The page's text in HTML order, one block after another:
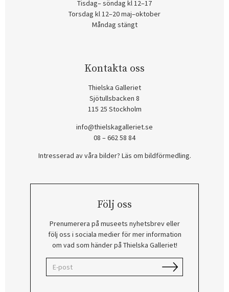
Tisdag– söndag kl 12–17
Torsdag kl 12–20 maj–oktober
Måndag stängt
Kontakta oss
Thielska Galleriet
Sjötullsbacken 8
115 25 Stockholm
info@thielskagalleriet.se
08 – 662 58 84
Intresserad av våra bilder? Läs om bildförmedling.
Följ oss
Prenumerera på museets nyhetsbrev eller
följ oss i sociala medier för mer information
om vad som händer på Thielska Galleriet!